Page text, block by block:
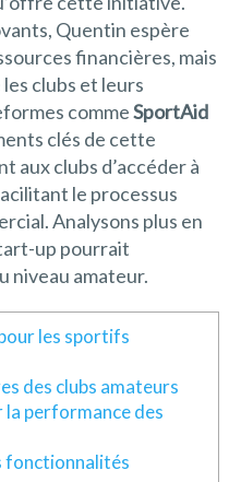
Quentin espère
financières, mais
clubs et leurs
commeSportAid
clés de cette
aux clubs d’accéder à
le processus
Analysons plus en
up pourrait
niveau amateur.
les sportifs
des clubs amateurs
la performance des
fonctionnalités